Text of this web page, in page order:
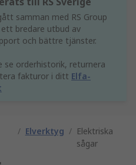
samman med RS Group
bredare utbud av
och bättre tjänster.
se orderhistorik, returnera
fakturor i ditt Elfa-
/ Elverktyg / Elektriska
sågar